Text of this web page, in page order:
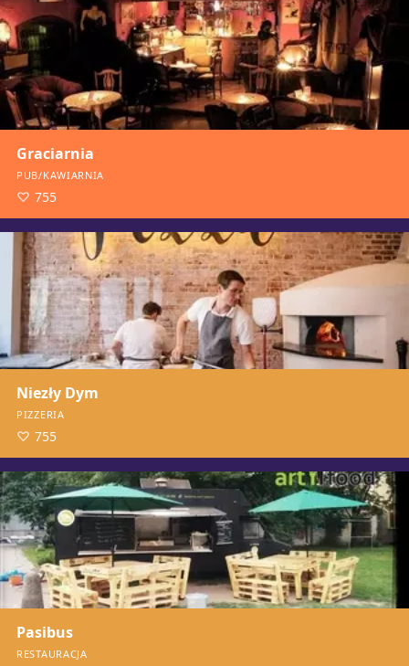
Graciarnia
PUB/KAWIARNIA
755
Niezły Dym
PIZZERIA
755
Pasibus
RESTAURACJA